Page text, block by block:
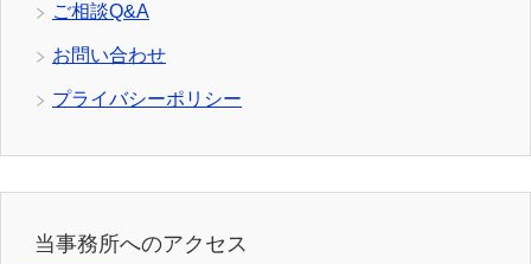
ご相談Q&A
お問い合わせ
プライバシーポリシー
当事務所へのアクセス